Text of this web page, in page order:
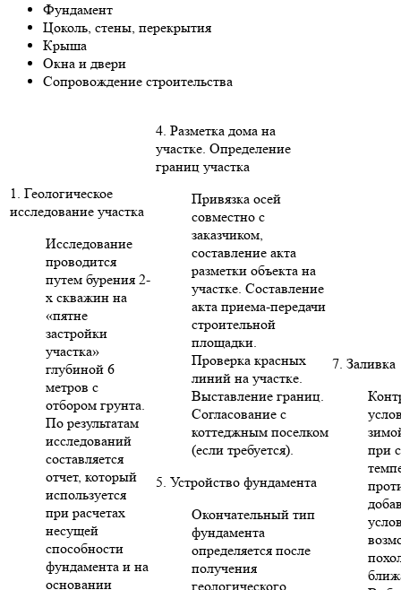
Фундамент
Цоколь, стены, перекрытия
Крыша
Окна и двери
Сопровождение строительства
1. Геологическое
исследование участка
Исследование
проводится
путем бурения 2-
х скважин на
«пятне
застройки
участка»
глубиной 6
метров с
отбором грунта.
По результатам
исследований
составляется
отчет, который
используется
при расчетах
несущей
способности
фундамента и на
основании
4. Разметка дома на
участке. Определение
границ участка
Привязка осей
совместно с
заказчиком,
составление акта
разметки объекта на
участке. Составление
акта приема-передачи
строительной
площадки.
Проверка красных
линий на участке.
Выставление границ.
Согласование с
коттеджным поселком
(если требуется).
5. Устройство фундамента
Окончательный тип
фундамента
определяется после
получения
геологического
7. Заливка
при